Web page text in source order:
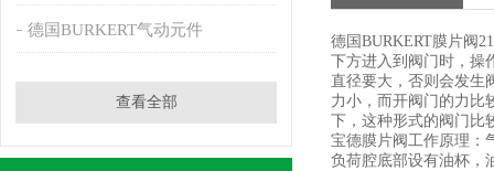
德国BURKERT气动元件
查看全部
德国BURKERT膜片阀
下方进入到阀门时，操
直径要大，否则会发生
力小，而开阀门的力比
下，这种形式的阀门比
宝德膜片阀工作原理：
负荷腔底部设有油杯，